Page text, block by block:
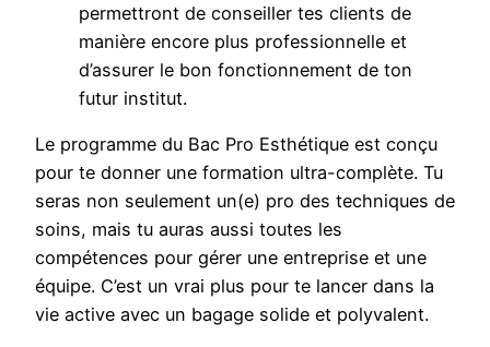
permettront de conseiller tes clients de
manière encore plus professionnelle et
d’assurer le bon fonctionnement de ton
futur institut.
Le programme du Bac Pro Esthétique est conçu
pour te donner une formation ultra-complète. Tu
seras non seulement un(e) pro des techniques de
soins, mais tu auras aussi toutes les
compétences pour gérer une entreprise et une
équipe. C’est un vrai plus pour te lancer dans la
vie active avec un bagage solide et polyvalent.